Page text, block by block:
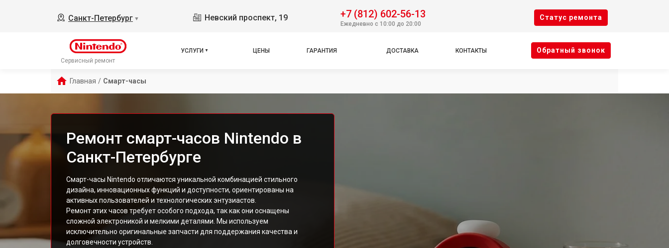
Санкт-Петербург ▼ Невский проспект, 19 +7 (812) 602-56-13
Ежедневно с 10:00 до 20:00
Cтатус ремонта
Сервисный ремонт
УСЛУГИ ЦЕНЫ ГАРАНТИЯ ДОСТАВКА КОНТАКТЫ Oбратный звонок
Главная / Смарт-часы
Ремонт смарт-часов Nintendo в
Санкт-Петербурге
Смарт-часы Nintendo отличаются уникальной комбинацией стильного
дизайна, инновационных функций и доступности, ориентированы на
активных пользователей и технологических энтузиастов.
Ремонт этих часов требует особого подхода, так как они оснащены
сложной электроникой и мелкими деталями. Мы используем
исключительно оригинальные запчасти для поддержания качества и
долговечности устройств.